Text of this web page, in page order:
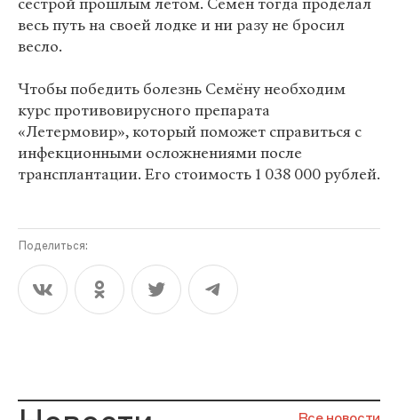
сестрой прошлым летом. Семён тогда проделал
весь путь на своей лодке и ни разу не бросил
весло.
Чтобы победить болезнь Семёну необходим
курс противовирусного препарата
«Летермовир», который поможет справиться с
инфекционными осложнениями после
трансплантации. Его стоимость 1 038 000 рублей.
Поделиться: